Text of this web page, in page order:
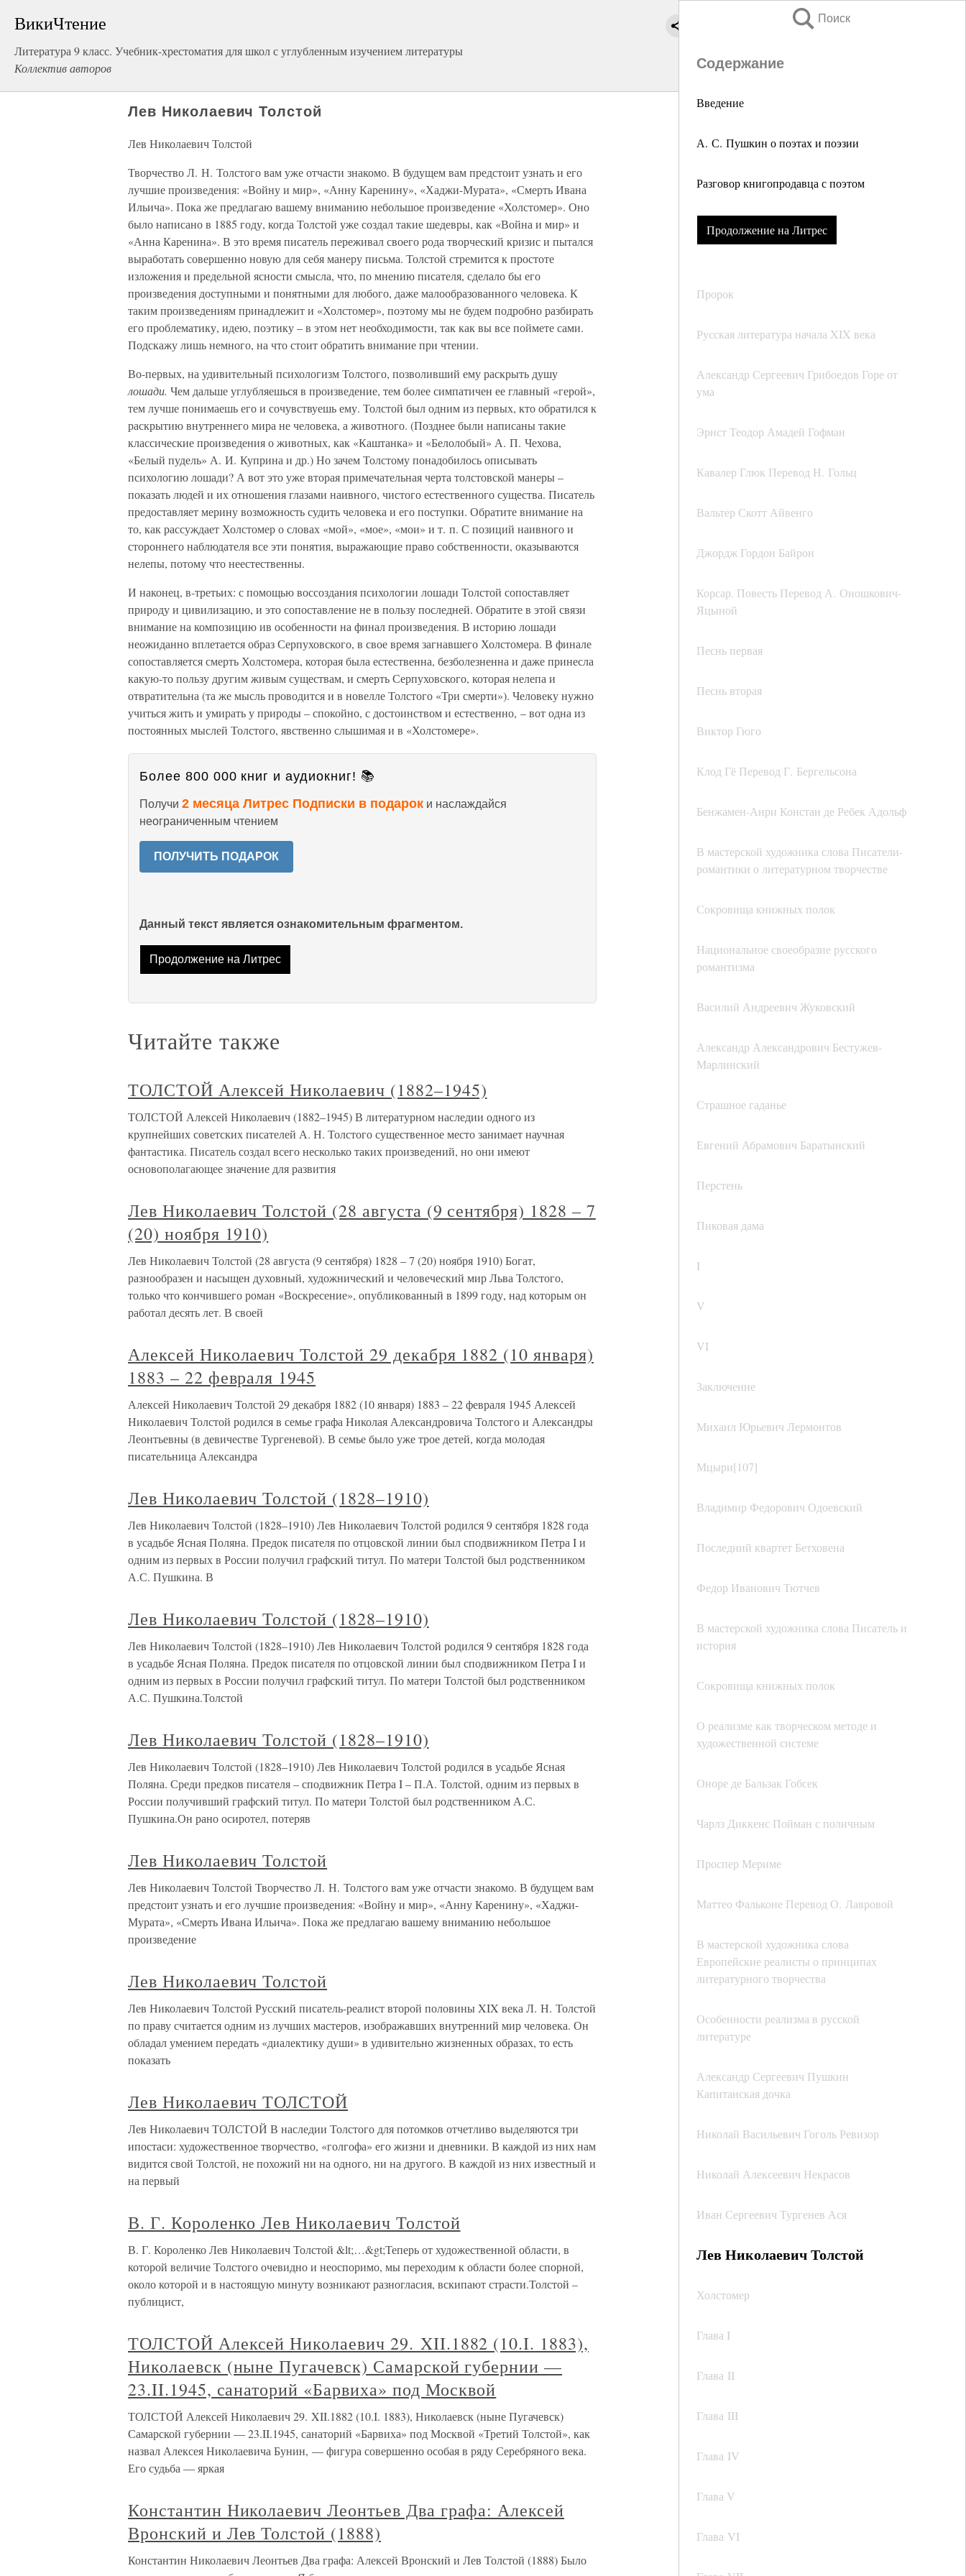
ВикиЧтение
Литература 9 класс. Учебник-хрестоматия для школ с углубленным изучением литературы
Коллектив авторов
Поиск
Содержание
Введение
А. С. Пушкин о поэтах и поэзии
Разговор книгопродавца с поэтом
Продолжение на Литрес
Пророк
Русская литература начала XIX века
Александр Сергеевич Грибоедов Горе от
ума
Эрнст Теодор Амадей Гофман
Кавалер Глюк Перевод Н. Гольц
Вальтер Скотт Айвенго
Джордж Гордон Байрон
Корсар. Повесть Перевод А. Оношкович-
Яцыной
Песнь первая
Песнь вторая
Виктор Гюго
Клод Гё Перевод Г. Бергельсона
Бенжамен-Анри Констан де Ребек Адольф
В мастерской художника слова Писатели-
романтики о литературном творчестве
Сокровища книжных полок
Национальное своеобразие русского
романтизма
Василий Андреевич Жуковский
Александр Александрович Бестужев-
Марлинский
Страшное гаданье
Евгений Абрамович Баратынский
Перстень
Пиковая дама
I
V
VI
Заключение
Михаил Юрьевич Лермонтов
Мцыри[107]
Владимир Федорович Одоевский
Последний квартет Бетховена
Федор Иванович Тютчев
В мастерской художника слова Писатель и
история
Сокровища книжных полок
О реализме как творческом методе и
художественной системе
Оноре де Бальзак Гобсек
Чарлз Диккенс Пойман с поличным
Проспер Мериме
Маттео Фальконе Перевод О. Лавровой
В мастерской художника слова
Европейские реалисты о принципах
литературного творчества
Особенности реализма в русской
литературе
Александр Сергеевич Пушкин
Капитанская дочка
Николай Васильевич Гоголь Ревизор
Николай Алексеевич Некрасов
Иван Сергеевич Тургенев Ася
Лев Николаевич Толстой
Холстомер
Глава I
Глава II
Глава III
Глава IV
Глава V
Глава VI
Лев Николаевич Толстой
Лев Николаевич Толстой
Творчество Л. Н. Толстого вам уже отчасти знакомо. В будущем вам предстоит узнать и его
лучшие произведения: «Войну и мир», «Анну Каренину», «Хаджи-Мурата», «Смерть Ивана
Ильича». Пока же предлагаю вашему вниманию небольшое произведение «Холстомер». Оно
было написано в 1885 году, когда Толстой уже создал такие шедевры, как «Война и мир» и
«Анна Каренина». В это время писатель переживал своего рода творческий кризис и пытался
выработать совершенно новую для себя манеру письма. Толстой стремится к простоте
изложения и предельной ясности смысла, что, по мнению писателя, сделало бы его
произведения доступными и понятными для любого, даже малообразованного человека. К
таким произведениям принадлежит и «Холстомер», поэтому мы не будем подробно разбирать
его проблематику, идею, поэтику – в этом нет необходимости, так как вы все поймете сами.
Подскажу лишь немного, на что стоит обратить внимание при чтении.
Во-первых, на удивительный психологизм Толстого, позволивший ему раскрыть душу
лошади. Чем дальше углубляешься в произведение, тем более симпатичен ее главный «герой»,
тем лучше понимаешь его и сочувствуешь ему. Толстой был одним из первых, кто обратился к
раскрытию внутреннего мира не человека, а животного. (Позднее были написаны такие
классические произведения о животных, как «Каштанка» и «Белолобый» А. П. Чехова,
«Белый пудель» А. И. Куприна и др.) Но зачем Толстому понадобилось описывать
психологию лошади? А вот это уже вторая примечательная черта толстовской манеры –
показать людей и их отношения глазами наивного, чистого естественного существа. Писатель
предоставляет мерину возможность судить человека и его поступки. Обратите внимание на
то, как рассуждает Холстомер о словах «мой», «мое», «мои» и т. п. С позиций наивного и
стороннего наблюдателя все эти понятия, выражающие право собственности, оказываются
нелепы, потому что неестественны.
И наконец, в-третьих: с помощью воссоздания психологии лошади Толстой сопоставляет
природу и цивилизацию, и это сопоставление не в пользу последней. Обратите в этой связи
внимание на композицию ив особенности на финал произведения. В историю лошади
неожиданно вплетается образ Серпуховского, в свое время загнавшего Холстомера. В финале
сопоставляется смерть Холстомера, которая была естественна, безболезненна и даже принесла
какую-то пользу другим живым существам, и смерть Серпуховского, которая нелепа и
отвратительна (та же мысль проводится и в новелле Толстого «Три смерти»). Человеку нужно
учиться жить и умирать у природы – спокойно, с достоинством и естественно, – вот одна из
постоянных мыслей Толстого, явственно слышимая и в «Холстомере».
Более 800 000 книг и аудиокниг! 📚
Получи 2 месяца Литрес Подписки в подарок и наслаждайся
неограниченным чтением
ПОЛУЧИТЬ ПОДАРОК
Данный текст является ознакомительным фрагментом.
Продолжение на Литрес
Читайте также
ТОЛСТОЙ Алексей Николаевич (1882–1945)
ТОЛСТОЙ Алексей Николаевич (1882–1945) В литературном наследии одного из
крупнейших советских писателей А. Н. Толстого существенное место занимает научная
фантастика. Писатель создал всего несколько таких произведений, но они имеют
основополагающее значение для развития
Лев Николаевич Толстой (28 августа (9 сентября) 1828 – 7
(20) ноября 1910)
Лев Николаевич Толстой (28 августа (9 сентября) 1828 – 7 (20) ноября 1910) Богат,
разнообразен и насыщен духовный, художнический и человеческий мир Льва Толстого,
только что кончившего роман «Воскресение», опубликованный в 1899 году, над которым он
работал десять лет. В своей
Алексей Николаевич Толстой 29 декабря 1882 (10 января)
1883 – 22 февраля 1945
Алексей Николаевич Толстой 29 декабря 1882 (10 января) 1883 – 22 февраля 1945 Алексей
Николаевич Толстой родился в семье графа Николая Александровича Толстого и Александры
Леонтьевны (в девичестве Тургеневой). В семье было уже трое детей, когда молодая
писательница Александра
Лев Николаевич Толстой (1828–1910)
Лев Николаевич Толстой (1828–1910) Лев Николаевич Толстой родился 9 сентября 1828 года
в усадьбе Ясная Поляна. Предок писателя по отцовской линии был сподвижником Петра I и
одним из первых в России получил графский титул. По матери Толстой был родственником
А.С. Пушкина. В
Лев Николаевич Толстой (1828–1910)
Лев Николаевич Толстой (1828–1910) Лев Николаевич Толстой родился 9 сентября 1828 года
в усадьбе Ясная Поляна. Предок писателя по отцовской линии был сподвижником Петра I и
одним из первых в России получил графский титул. По матери Толстой был родственником
А.С. Пушкина.Толстой
Лев Николаевич Толстой (1828–1910)
Лев Николаевич Толстой (1828–1910) Лев Николаевич Толстой родился в усадьбе Ясная
Поляна. Среди предков писателя – сподвижник Петра I – П.А. Толстой, одним из первых в
России получивший графский титул. По матери Толстой был родственником А.С.
Пушкина.Он рано осиротел, потеряв
Лев Николаевич Толстой
Лев Николаевич Толстой Творчество Л. Н. Толстого вам уже отчасти знакомо. В будущем вам
предстоит узнать и его лучшие произведения: «Войну и мир», «Анну Каренину», «Хаджи-
Мурата», «Смерть Ивана Ильича». Пока же предлагаю вашему вниманию небольшое
произведение
Лев Николаевич Толстой
Лев Николаевич Толстой Русский писатель-реалист второй половины XIX века Л. Н. Толстой
по праву считается одним из лучших мастеров, изображавших внутренний мир человека. Он
обладал умением передать «диалектику души» в удивительно жизненных образах, то есть
показать
Лев Николаевич ТОЛСТОЙ
Лев Николаевич ТОЛСТОЙ В наследии Толстого для потомков отчетливо выделяются три
ипостаси: художественное творчество, «голгофа» его жизни и дневники. В каждой из них нам
видится свой Толстой, не похожий ни на одного, ни на другого. В каждой из них известный и
на первый
В. Г. Короленко Лев Николаевич Толстой
В. Г. Короленко Лев Николаевич Толстой &lt;…&gt;Теперь от художественной области, в
которой величие Толстого очевидно и неоспоримо, мы переходим к области более спорной,
около которой и в настоящую минуту возникают разногласия, вскипают страсти.Толстой –
публицист,
ТОЛСТОЙ Алексей Николаевич 29. XII.1882 (10.I. 1883),
Николаевск (ныне Пугачевск) Самарской губернии —
23.II.1945, санаторий «Барвиха» под Москвой
ТОЛСТОЙ Алексей Николаевич 29. XII.1882 (10.I. 1883), Николаевск (ныне Пугачевск)
Самарской губернии — 23.II.1945, санаторий «Барвиха» под Москвой «Третий Толстой», как
назвал Алексея Николаевича Бунин, — фигура совершенно особая в ряду Серебряного века.
Его судьба — яркая
Константин Николаевич Леонтьев Два графа: Алексей
Вронский и Лев Толстой (1888)
Константин Николаевич Леонтьев Два графа: Алексей Вронский и Лев Толстой (1888) Было